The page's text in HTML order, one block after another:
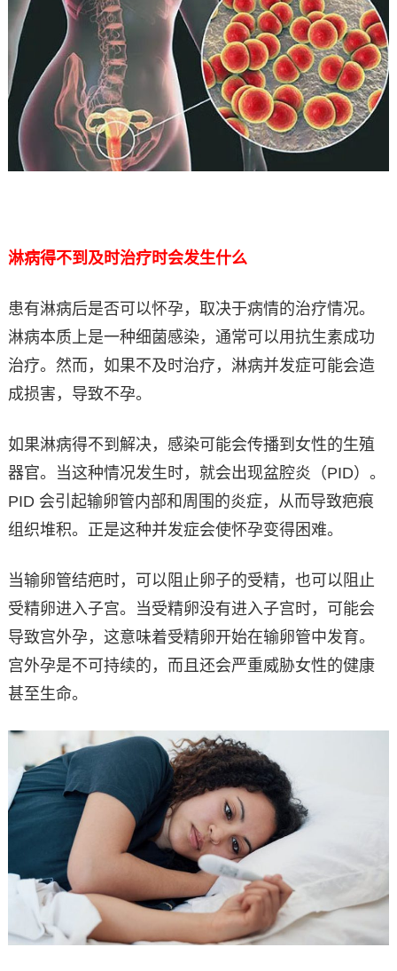
淋病得不到及时治疗时会发生什么
患有淋病后是否可以怀孕，取决于病情的治疗情况。
淋病本质上是一种细菌感染，通常可以用抗生素成功
治疗。然而，如果不及时治疗，淋病并发症可能会造
成损害，导致不孕。
如果淋病得不到解决，感染可能会传播到女性的生殖
器官。当这种情况发生时，就会出现盆腔炎（PID）。
PID 会引起输卵管内部和周围的炎症，从而导致疤痕
组织堆积。正是这种并发症会使怀孕变得困难。
当输卵管结疤时，可以阻止卵子的受精，也可以阻止
受精卵进入子宫。当受精卵没有进入子宫时，可能会
导致宫外孕，这意味着受精卵开始在输卵管中发育。
宫外孕是不可持续的，而且还会严重威胁女性的健康
甚至生命。